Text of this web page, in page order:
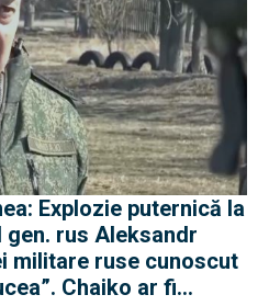
Explozie puternică la
rus Aleksandr
militare ruse cunoscut
Chaiko ar fi